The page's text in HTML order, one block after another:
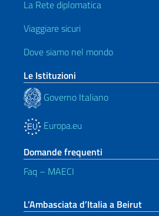
La Rete diplomatica
Viaggiare sicuri
Dove siamo nel mondo
Le Istituzioni
Governo Italiano
Europa.eu
Domande frequenti
Faq – MAECI
L’Ambasciata d’Italia a Beirut